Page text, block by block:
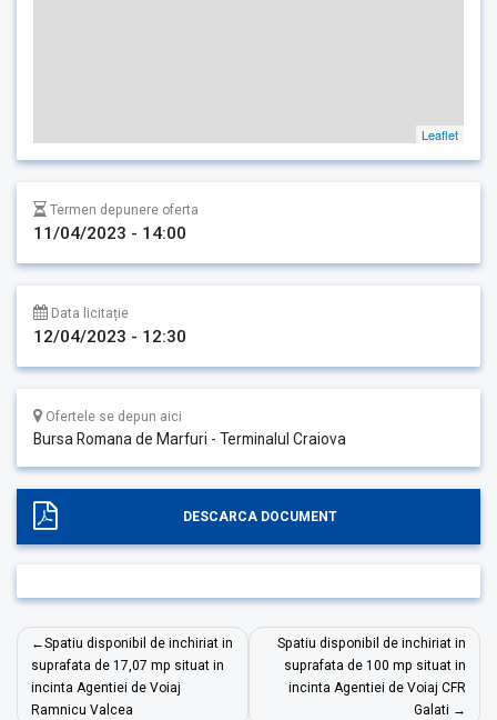
Leaflet
Termen depunere oferta
11/04/2023 - 14:00
Data licitație
12/04/2023 - 12:30
Ofertele se depun aici
Bursa Romana de Marfuri - Terminalul Craiova
DESCARCA DOCUMENT
Navigare
în
articole
Spatiu disponibil de inchiriat in
suprafata de 17,07 mp situat in
incinta Agentiei de Voiaj
Ramnicu Valcea
Spatiu disponibil de inchiriat in
suprafata de 100 mp situat in
incinta Agentiei de Voiaj CFR
Galati